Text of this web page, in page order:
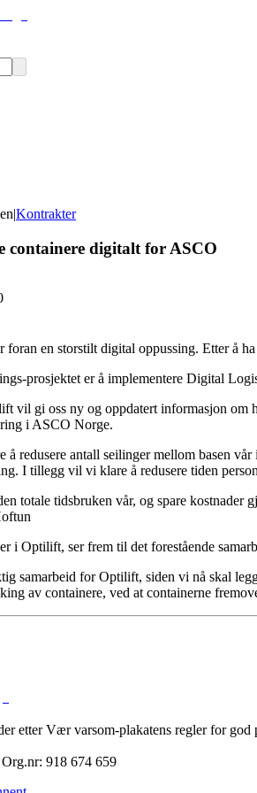
|Kontrakter
containere digitalt for ASCO
foran en storstilt digital oppussing. Etter å
prosjektet er å implementere Digital
vil gi oss ny og oppdatert informasjon om
i ASCO Norge.
redusere antall seilinger mellom basen
I tillegg vil vi klare å redusere tiden
totale tidsbruken vår, og spare
i Optilift, ser frem til det forestående
samarbeid for Optilift, siden vi nå skal
av containere, ved at containerne
etter Vær varsom-plakatens regler for
918 674 659